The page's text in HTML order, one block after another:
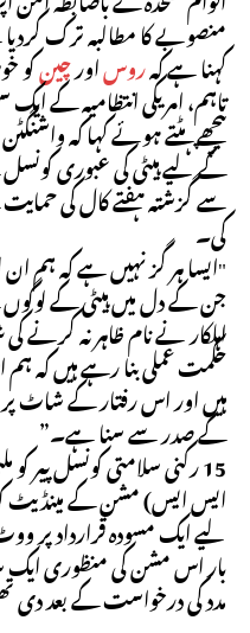
منصوبے کا مطالبہ ترک
کہنا ہے کہروساورچینکو
تاہم، امریکی انتظامیہ کے
پیچھے ہٹتے ہوئے کہا کہ
کے لیے ہیٹی کی عبوری کونسل
سے گزشتہ ہفتے کال کی
کی۔
"ایسا ہر گز نہیں ہے کہ ہم
جن کے دل میں ہیٹی کے
اہلکار نے نام ظاہر نہ
حکمت عملی بنا رہے ہیں کہ
ہیں اور اس رفتار کے شاٹ
کے صدر سے سنا ہے۔”
15 رکنی سلامتی کونسل پیر
لیے ایک مسودہ قرارداد پر
بار اس مشن کی منظوری
مدد کی درخواست کے بعد دی